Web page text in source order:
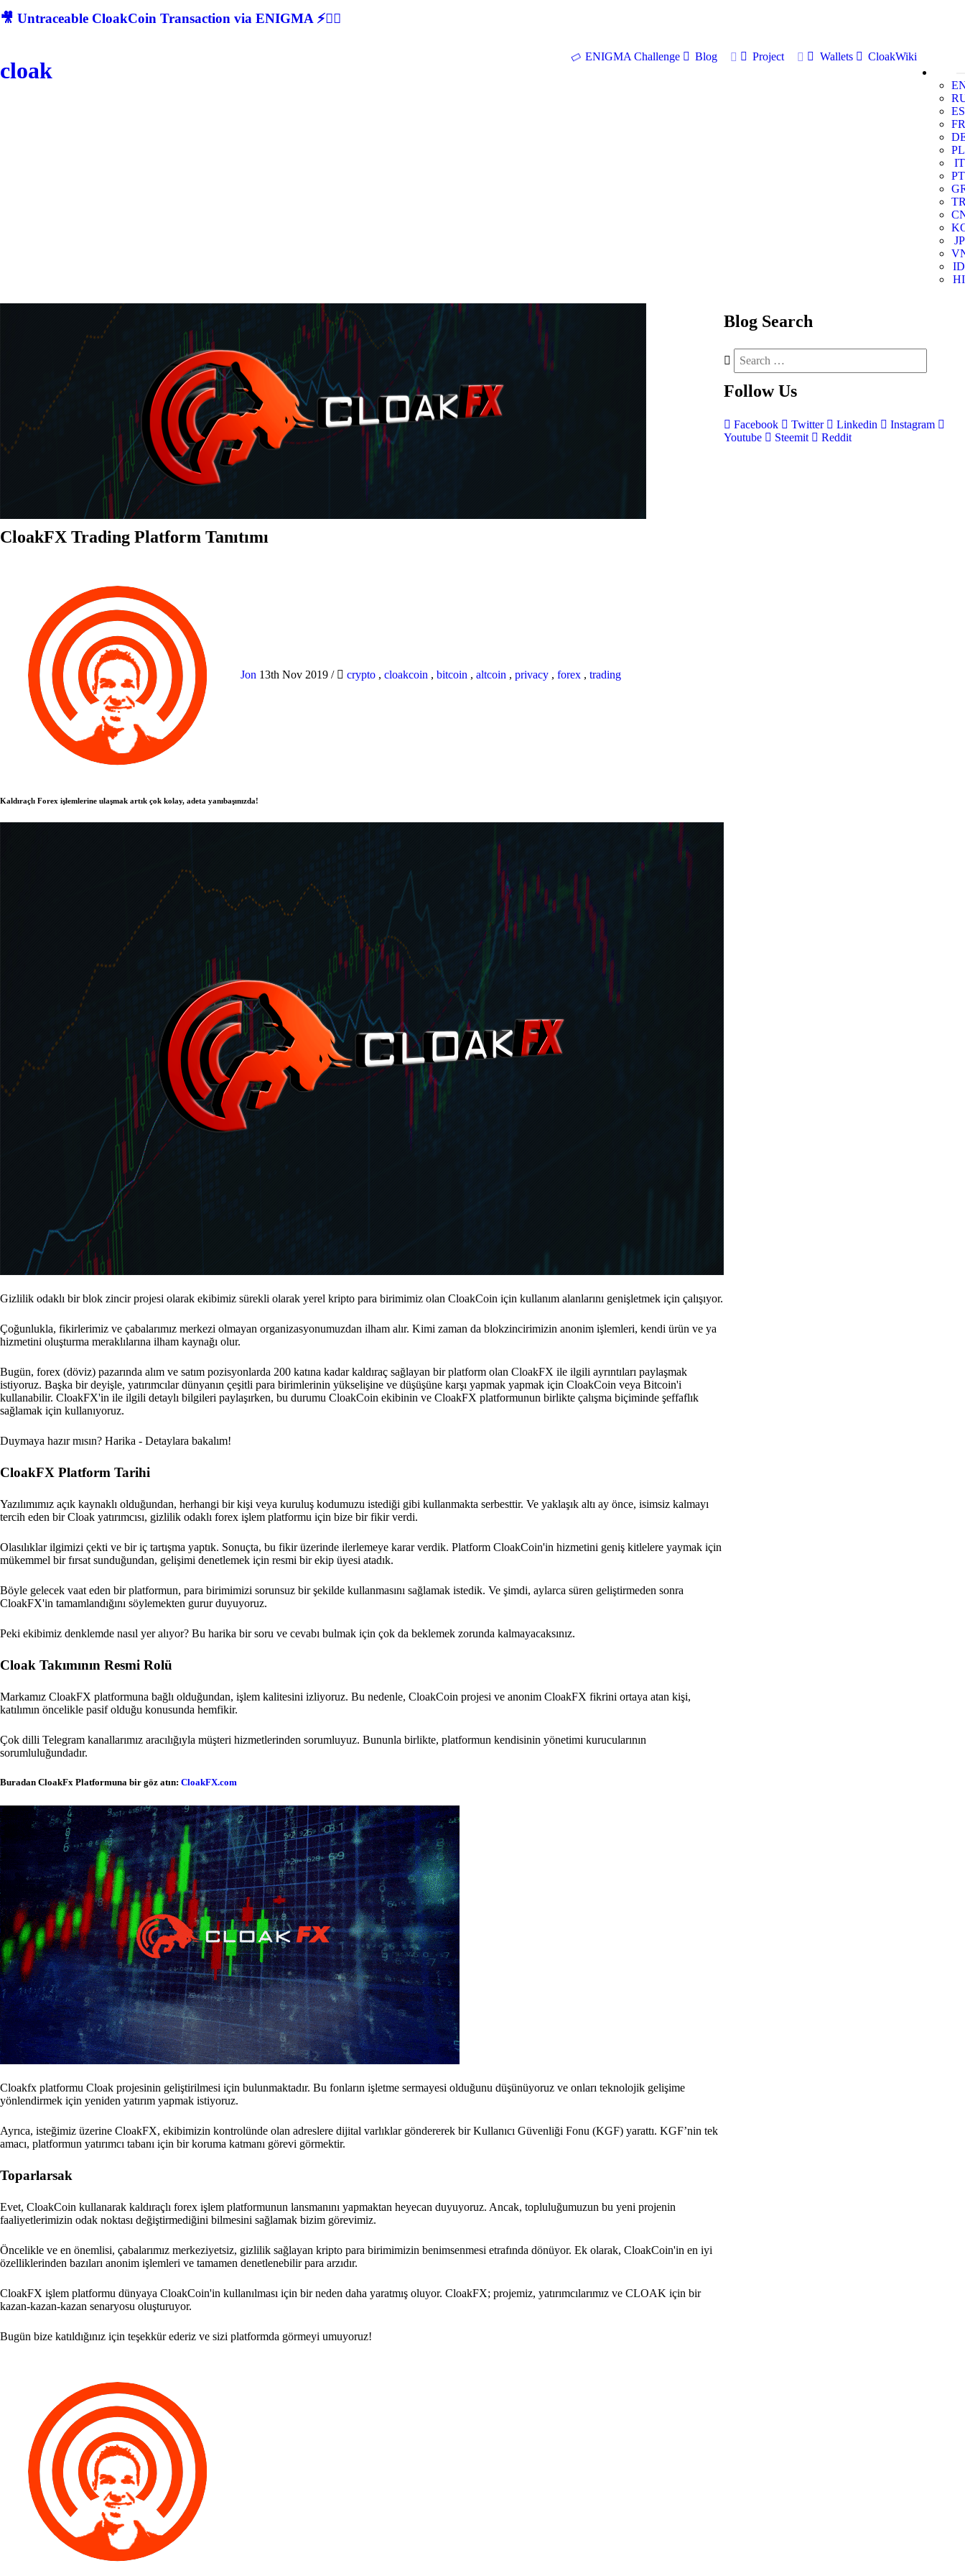
🎥 Untraceable CloakCoin Transaction via ENIGMA ⚡🕵‍♂
cloak
ENIGMA Challenge Blog Project Wallets
CloakWiki
ES
FR
PL
IT
PT
JP
ID
HI
CloakFX Trading Platform Tanıtımı
Jon 13th Nov 2019 / crypto , cloakcoin , bitcoin , altcoin , privacy , forex , trading
Kaldıraçlı Forex işlemlerine ulaşmak artık çok kolay, adeta yanıbaşınızda!
Gizlilik odaklı bir blok zincir projesi olarak ekibimiz sürekli olarak yerel kripto para birimimiz olan CloakCoin için kullanım alanlarını genişletmek için çalışıyor.
Çoğunlukla, fikirlerimiz ve çabalarımız merkezi olmayan organizasyonumuzdan ilham alır. Kimi zaman da blokzincirimizin anonim işlemleri, kendi ürün ve ya
hizmetini oluşturma meraklılarına ilham kaynağı olur.
Bugün, forex (döviz) pazarında alım ve satım pozisyonlarda 200 katına kadar kaldıraç sağlayan bir platform olan CloakFX ile ilgili ayrıntıları paylaşmak
istiyoruz. Başka bir deyişle, yatırımcılar dünyanın çeşitli para birimlerinin yükselişine ve düşüşüne karşı yapmak yapmak için CloakCoin veya Bitcoin'i
kullanabilir. CloakFX'in ile ilgili detaylı bilgileri paylaşırken, bu durumu CloakCoin ekibinin ve CloakFX platformunun birlikte çalışma biçiminde şeffaflık
sağlamak için kullanıyoruz.
Duymaya hazır mısın? Harika - Detaylara bakalım!
CloakFX Platform Tarihi
Yazılımımız açık kaynaklı olduğundan, herhangi bir kişi veya kuruluş kodumuzu istediği gibi kullanmakta serbesttir. Ve yaklaşık altı ay önce, isimsiz kalmayı
tercih eden bir Cloak yatırımcısı, gizlilik odaklı forex işlem platformu için bize bir fikir verdi.
Olasılıklar ilgimizi çekti ve bir iç tartışma yaptık. Sonuçta, bu fikir üzerinde ilerlemeye karar verdik. Platform CloakCoin'in hizmetini geniş kitlelere yaymak için
mükemmel bir fırsat sunduğundan, gelişimi denetlemek için resmi bir ekip üyesi atadık.
Böyle gelecek vaat eden bir platformun, para birimimizi sorunsuz bir şekilde kullanmasını sağlamak istedik. Ve şimdi, aylarca süren geliştirmeden sonra
CloakFX'in tamamlandığını söylemekten gurur duyuyoruz.
Peki ekibimiz denklemde nasıl yer alıyor? Bu harika bir soru ve cevabı bulmak için çok da beklemek zorunda kalmayacaksınız.
Cloak Takımının Resmi Rolü
Markamız CloakFX platformuna bağlı olduğundan, işlem kalitesini izliyoruz. Bu nedenle, CloakCoin projesi ve anonim CloakFX fikrini ortaya atan kişi,
katılımın öncelikle pasif olduğu konusunda hemfikir.
Çok dilli Telegram kanallarımız aracılığıyla müşteri hizmetlerinden sorumluyuz. Bununla birlikte, platformun kendisinin yönetimi kurucularının
sorumluluğundadır.
Buradan CloakFx Platformuna bir göz atın: CloakFX.com
Cloakfx platformu Cloak projesinin geliştirilmesi için bulunmaktadır. Bu fonların işletme sermayesi olduğunu düşünüyoruz ve onları teknolojik gelişime
yönlendirmek için yeniden yatırım yapmak istiyoruz.
Ayrıca, isteğimiz üzerine CloakFX, ekibimizin kontrolünde olan adreslere dijital varlıklar göndererek bir Kullanıcı Güvenliği Fonu (KGF) yarattı. KGF’nin tek
amacı, platformun yatırımcı tabanı için bir koruma katmanı görevi görmektir.
Toparlarsak
Evet, CloakCoin kullanarak kaldıraçlı forex işlem platformunun lansmanını yapmaktan heyecan duyuyoruz. Ancak, topluluğumuzun bu yeni projenin
faaliyetlerimizin odak noktası değiştirmediğini bilmesini sağlamak bizim görevimiz.
Öncelikle ve en önemlisi, çabalarımız merkeziyetsiz, gizlilik sağlayan kripto para birimimizin benimsenmesi etrafında dönüyor. Ek olarak, CloakCoin'in en iyi
özelliklerinden bazıları anonim işlemleri ve tamamen denetlenebilir para arzıdır.
CloakFX işlem platformu dünyaya CloakCoin'in kullanılması için bir neden daha yaratmış oluyor. CloakFX; projemiz, yatırımcılarımız ve CLOAK için bir
kazan-kazan-kazan senaryosu oluşturuyor.
Bugün bize katıldığınız için teşekkür ederiz ve sizi platformda görmeyi umuyoruz!
Blog Search
Follow Us
Facebook Twitter Linkedin
Instagram
Youtube
Steemit Reddit